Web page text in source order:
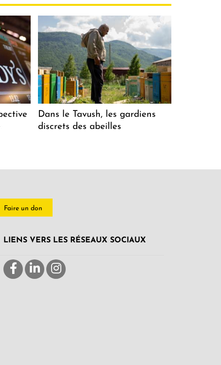
Dans le Tavush, les gardiens
discrets des abeilles
Faire un don
LIENS VERS LES RÉSEAUX SOCIAUX